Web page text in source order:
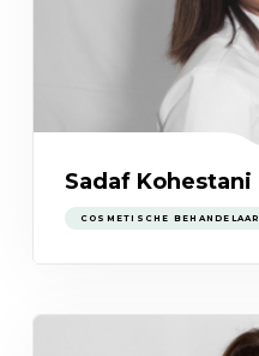
Sadaf Kohestani
COSMETISCHE BEHANDELAAR